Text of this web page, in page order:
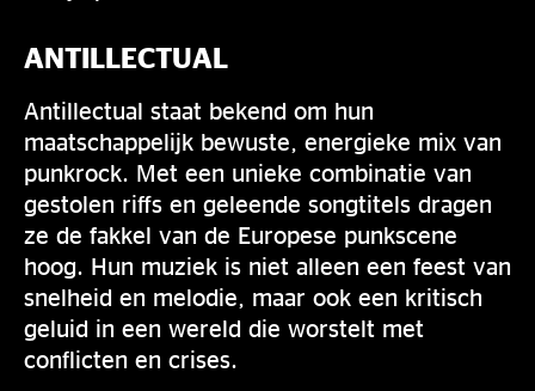
ANTILLECTUAL
Antillectual staat bekend om hun
maatschappelijk bewuste, energieke mix van
punkrock. Met een unieke combinatie van
gestolen riffs en geleende songtitels dragen
ze de fakkel van de Europese punkscene
hoog. Hun muziek is niet alleen een feest van
snelheid en melodie, maar ook een kritisch
geluid in een wereld die worstelt met
conflicten en crises.